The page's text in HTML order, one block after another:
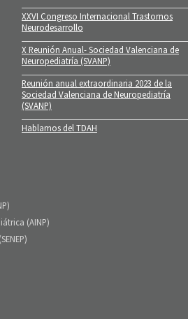
XXVI Congreso Internacional Trastornos
Neurodesarrollo
X Reunión Anual- Sociedad Valenciana de
Neuropediatría (SVANP)
Reunión anual extraordinaria 2023 de la
Sociedad Valenciana de Neuropediatría
(SVANP)
Hablamos del TDAH
(AINP)